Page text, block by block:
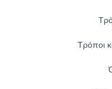
Τρόποι